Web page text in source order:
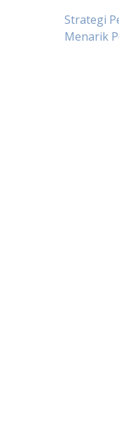
Post
Strategi
Menarik